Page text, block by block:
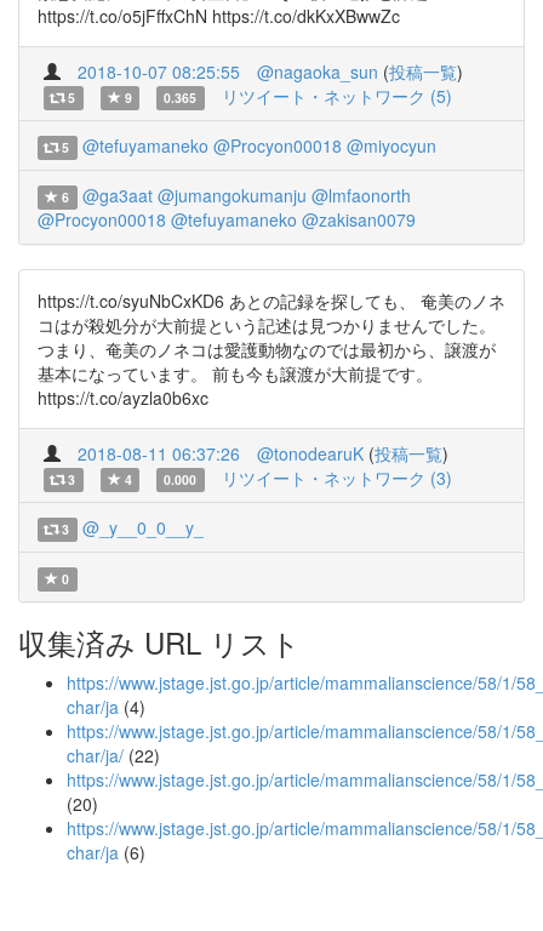
https://t.co/o5jFffxChN https://t.co/dkKxXBwwZc
2018-10-07 08:25:55 @nagaoka_sun (投稿一覧)
5 9 0.365 リツイート・ネットワーク (5)
5 @tefuyamaneko @Procyon00018 @miyocyun
6 @ga3aat @jumangokumanju @lmfaonorth
@Procyon00018 @tefuyamaneko @zakisan0079
https://t.co/syuNbCxKD6 あとの記録を探しても、 奄美のノネ
コはが殺処分が大前提という記述は見つかりませんでした。
つまり、奄美のノネコは愛護動物なのでは最初から、譲渡が
基本になっています。 前も今も譲渡が大前提です。
https://t.co/ayzla0b6xc
2018-08-11 06:37:26 @tonodearuK (投稿一覧)
3 4 0.000 リツイート・ネットワーク (3)
3 @_y__0_0__y_
0
収集済み URL リスト
https://www.jstage.jst.go.jp/article/mammalianscience/58/1/
char/ja (4)
https://www.jstage.jst.go.jp/article/mammalianscience/58/1/
char/ja/ (22)
https://www.jstage.jst.go.jp/article/mammalianscience/58/1/
(20)
https://www.jstage.jst.go.jp/article/mammalianscience/58/1/
char/ja (6)